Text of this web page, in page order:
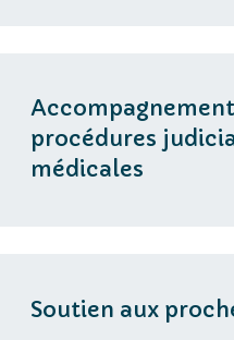
procédures
médicales
Soutien aux